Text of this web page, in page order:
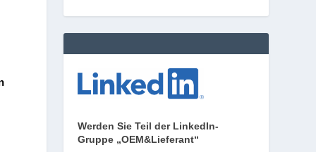
Werden Sie Teil der LinkedIn-
Gruppe „OEM&Lieferant“